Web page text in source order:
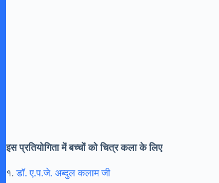
इस प्रतियोगिता में बच्चों को चित्र कला के लिए
१.डॉ. ए.प.जे. अब्दुल कलाम जी